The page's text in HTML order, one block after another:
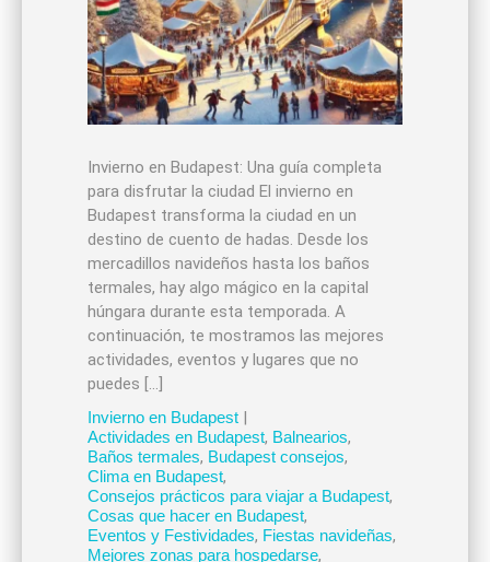
Invierno en Budapest: Una guía completa
para disfrutar la ciudad El invierno en
Budapest transforma la ciudad en un
destino de cuento de hadas. Desde los
mercadillos navideños hasta los baños
termales, hay algo mágico en la capital
húngara durante esta temporada. A
continuación, te mostramos las mejores
actividades, eventos y lugares que no
puedes […]
Invierno en Budapest|
Actividades en Budapest, Balnearios,
Baños termales, Budapest consejos,
Clima en Budapest,
Consejos prácticos para viajar a Budapest,
Cosas que hacer en Budapest,
Eventos y Festividades, Fiestas navideñas,
Mejores zonas para hospedarse,